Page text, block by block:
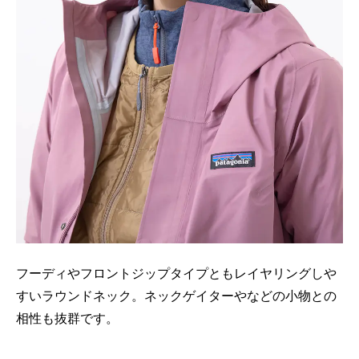
フーディやフロントジップタイプともレイヤリングしや
すいラウンドネック。ネックゲイターやなどの小物との
相性も抜群です。